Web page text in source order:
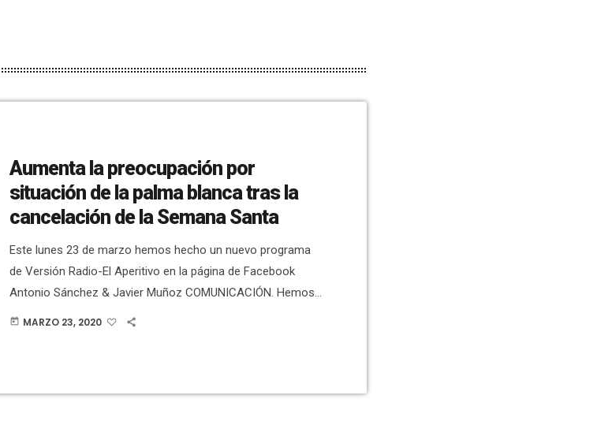
Aumenta la preocupación por
situación de la palma blanca tras la
cancelación de la Semana Santa
Este lunes 23 de marzo hemos hecho un nuevo programa
de Versión Radio-El Aperitivo en la página de Facebook
Antonio Sánchez & Javier Muñoz COMUNICACIÓN. Hemos
repasado la actualidad de las últimas horas, en las que se
operaciones de Todo Palmera, Miguel […]
today MARZO 23, 2020